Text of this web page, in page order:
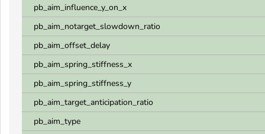
pb_aim_influence_y_on_x
pb_aim_notarget_slowdown_ratio
pb_aim_offset_delay
pb_aim_spring_stiffness_x
pb_aim_spring_stiffness_y
pb_aim_target_anticipation_ratio
pb_aim_type